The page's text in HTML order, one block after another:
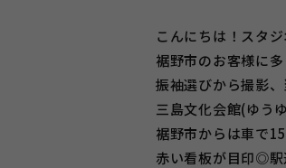
こんにちは！スタ
裾野市のお客様に
振袖選びから撮影
三島文化会館(ゆう
裾野市からは車で
赤い看板が目印◎駅